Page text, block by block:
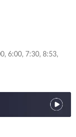
6:00, 7:30, 8:53,